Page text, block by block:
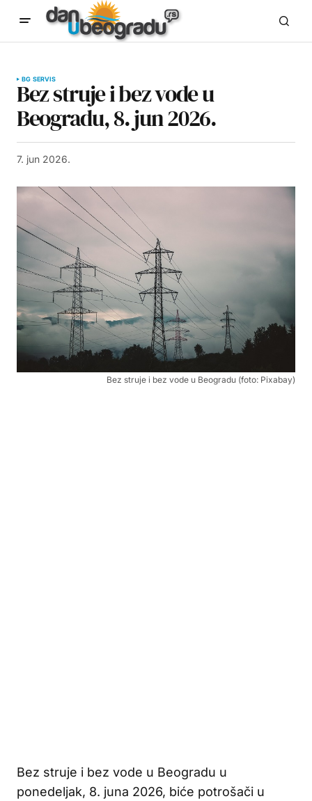
BG SERVIS
Bez struje i bez vode u
Beogradu, 8. jun 2026.
7. jun 2026.
Bez struje i bez vode u Beogradu (foto: Pixabay)
Bez struje i bez vode u Beogradu u
ponedeljak, 8. juna 2026, biće potrošači u